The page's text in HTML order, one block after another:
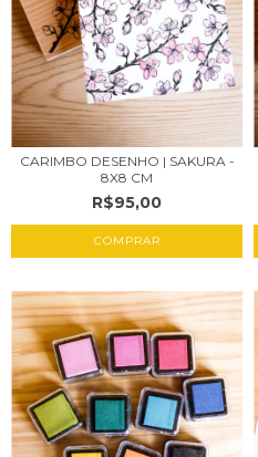
CARIMBO DESENHO | SAKURA -
8X8 CM
R$95,00